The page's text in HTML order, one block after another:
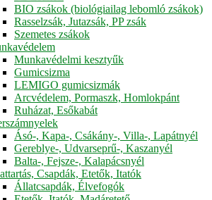
BIO zsákok (biológiailag lebomló zsákok)
Rasselzsák, Jutazsák, PP zsák
Szemetes zsákok
Munkavédelmi kesztyűk
Gumicsizma
LEMIGO gumicsizmák
Arcvédelem, Pormaszk, Homlokpánt
Ruházat, Esőkabát
Ásó-, Kapa-, Csákány-, Villa-, Lapátnyél
Gereblye-, Udvarseprű-, Kaszanyél
Balta-, Fejsze-, Kalapácsnyél
Csapdák, Etetők, Itatók
Állatcsapdák, Élvefogók